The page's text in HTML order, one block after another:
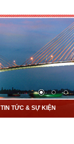
TIN TỨC & SỰ KIỆN